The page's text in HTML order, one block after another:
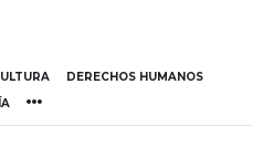
DERECHOS HUMANOS